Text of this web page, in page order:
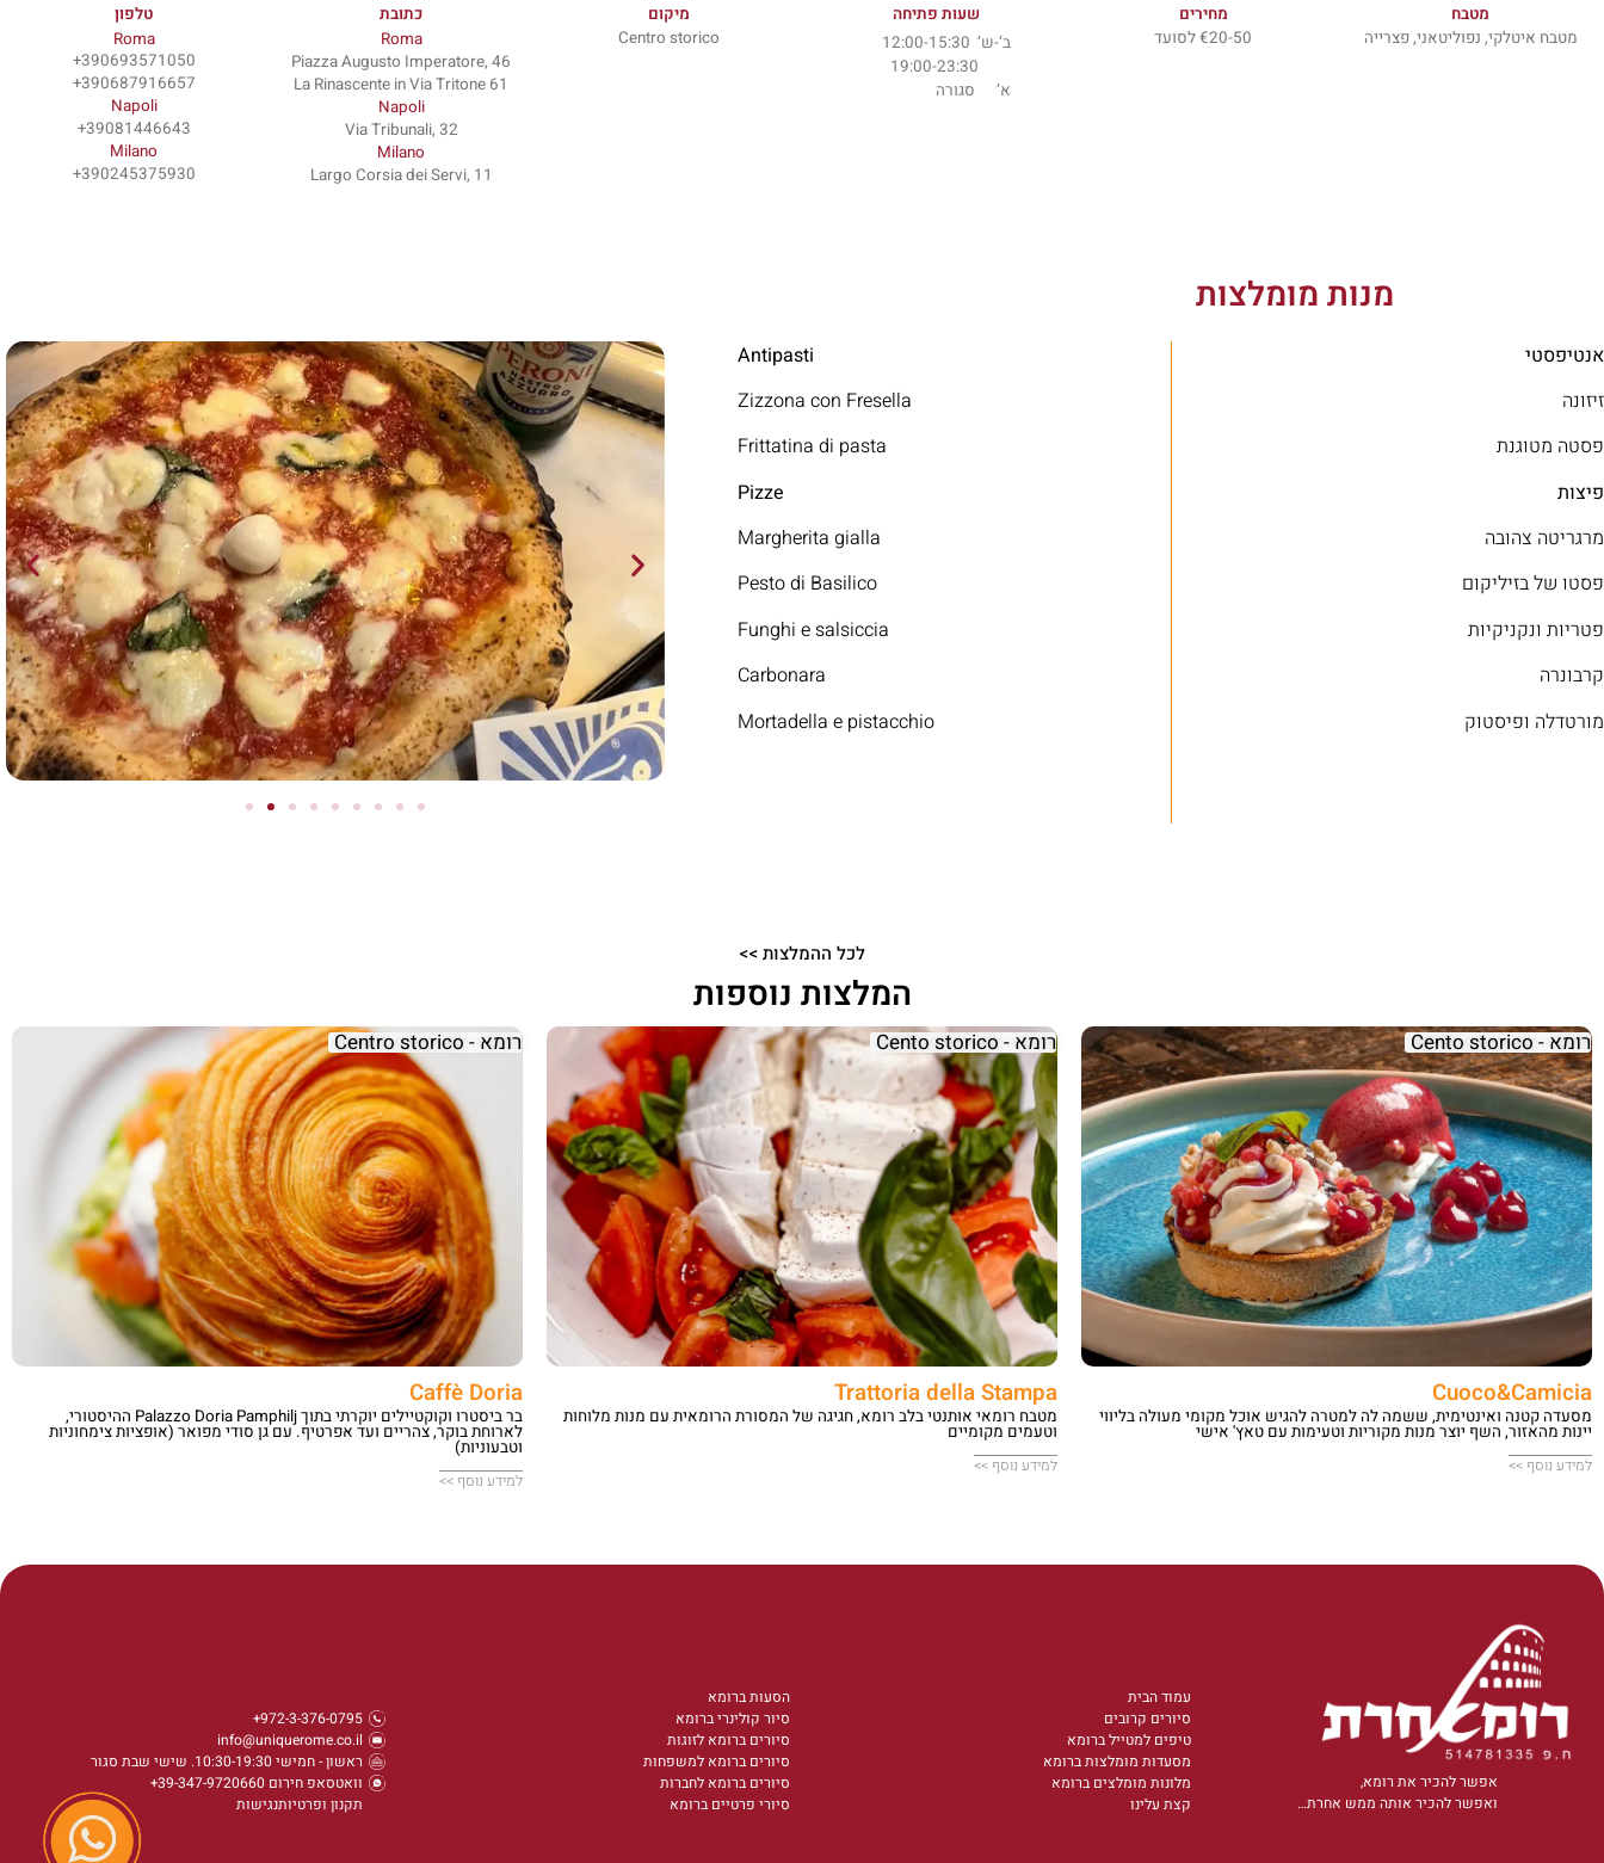
מטבח מחירים שעות פתיחה מיקום כתובת
טלפון
מטבח איטלקי, נפוליטאני, פצרייה
€20-50 לסועד
ב’-ש’ 12:00-15:30
א’ סגורה
Centro storico
Roma
Piazza Augusto Imperatore, 46
La Rinascente in Via Tritone 61
Napoli
Via Tribunali, 32
Milano
Largo Corsia dei Servi, 11
Roma
390693571050+
390687916657+
Napoli
39081446643+
Milano
390245375930+
מנות מומלצות
אנטיפסטי
זיזונה
פסטה מטוגנת
פיצות
מרגריטה צהובה
פסטו של בזיליקום
פטריות ונקניקיות
קרבונרה
מורטדלה ופיסטוק
Antipasti
Zizzona con Fresella
Frittatina di pasta
Pizze
Margherita gialla
Pesto di Basilico
Funghi e salsiccia
Carbonara
Mortadella e pistacchio
לכל ההמלצות >>
המלצות נוספות
רומא - Cento storico
Cuoco&Camicia
מסעדה קטנה ואינטימית, ששמה לה למטרה להגיש אוכל מקומי מעולה בליווי
יינות מהאזור, השף יוצר מנות מקוריות וטעימות עם טאץ' אישי
למידע נוסף >>
רומא - Cento storico
Trattoria della Stampa
מטבח רומאי אותנטי בלב רומא, חגיגה של המסורת הרומאית עם מנות מלוחות
וטעמים מקומיים
למידע נוסף >>
רומא - Centro storico
Caffè Doria
בר ביסטרו וקוקטיילים יוקרתי בתוך Palazzo Doria Pamphilj ההיסטורי,
לארוחת בוקר, צהריים ועד אפרטיף. עם גן סודי מפואר (אופציות צימחוניות
וטבעוניות)
למידע נוסף >>
אפשר להכיר את רומא,
ואפשר להכיר אותה ממש אחרת…
עמוד הבית
סיורים קרובים
טיפים למטייל ברומא
מסעדות מומלצות ברומא
מלונות מומלצים ברומא
קצת עלינו
הסעות ברומא
סיור קולינרי ברומא
סיורים ברומא לזוגות
סיורים ברומא למשפחות
סיורים ברומא לחברות
סיורי פרטיים ברומא
972-3-376-0795+
info@uniquerome.co.il
ראשון - חמישי 10:30-19:30. שישי שבת סגור
וואטסאפ חירום 39-347-9720660+
תקנון ופרטיותנגישות